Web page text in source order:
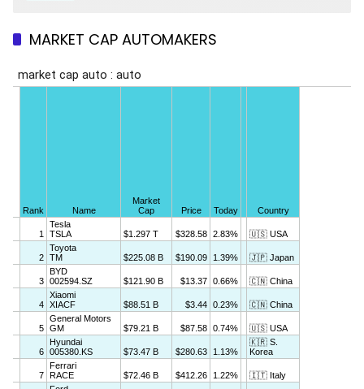
MARKET CAP AUTOMAKERS